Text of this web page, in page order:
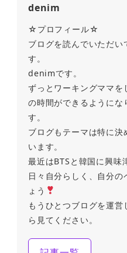
denim
☆プロフィール☆
ブログを読んでいただい
す。
denimです。
ずっとワーキングママ
の時間ができるようにな
す。
ブログもテーマは特に
います。
最近はBTSと韓国に興味
日々自分らしく、自分
ょう
もうひとつブログを運
ら見てください。